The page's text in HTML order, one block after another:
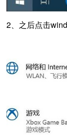
2、之后点击